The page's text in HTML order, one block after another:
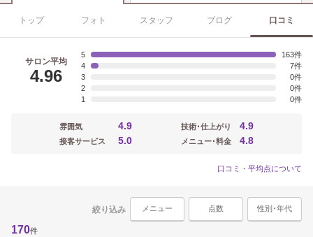
トップ フォト スタッフ ブログ 口コミ
サロン平均
4.96
5
163
4
7
3
0
2
0
1
0
雰囲気 4.9
接客サービス 5.0
技術･仕上がり 4.9
メニュー･料金 4.8
口コミ・平均点について
絞り込み メニュー 点数 性別･年代
170件